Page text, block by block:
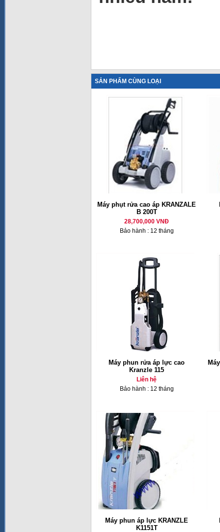
SẢN PHẨM CÙNG LOẠI
Máy phụt rửa cao áp KRANZALE
B 200T
28,700,000 VNĐ
Bảo hành : 12 tháng
Máy phun rửa áp lực cao
Kranzle 115
Liên hệ
Bảo hành : 12 tháng
Máy phun áp lực KRANZLE
K1151T